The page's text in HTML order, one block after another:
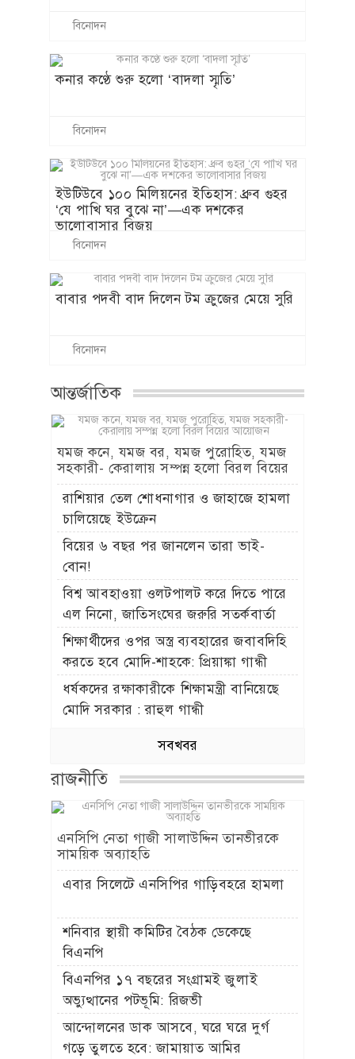
বিনোদন
কনার কণ্ঠে শুরু হলো ‘বাদলা স্মৃতি’
বিনোদন
ইউটিউবে ১০০ মিলিয়নের ইতিহাস: ধ্রুব গুহর
‘যে পাখি ঘর বুঝে না’—এক দশকের
ভালোবাসার বিজয়
বিনোদন
বাবার পদবী বাদ দিলেন টম ক্রুজের মেয়ে সুরি
বিনোদন
আন্তর্জাতিক
যমজ কনে, যমজ বর, যমজ পুরোহিত, যমজ
সহকারী- কেরালায় সম্পন্ন হলো বিরল বিয়ের
আয়োজন
রাশিয়ার তেল শোধনাগার ও জাহাজে হামলা
চালিয়েছে ইউক্রেন
বিয়ের ৬ বছর পর জানলেন তারা ভাই-
বোন!
বিশ্ব আবহাওয়া ওলটপালট করে দিতে পারে
এল নিনো, জাতিসংঘের জরুরি সতর্কবার্তা
শিক্ষার্থীদের ওপর অস্ত্র ব্যবহারের জবাবদিহি
করতে হবে মোদি-শাহকে: প্রিয়াঙ্কা গান্ধী
ধর্ষকদের রক্ষাকারীকে শিক্ষামন্ত্রী বানিয়েছে
মোদি সরকার : রাহুল গান্ধী
সবখবর
রাজনীতি
এনসিপি নেতা গাজী সালাউদ্দিন তানভীরকে
সাময়িক অব্যাহতি
এবার সিলেটে এনসিপির গাড়িবহরে হামলা
শনিবার স্থায়ী কমিটির বৈঠক ডেকেছে
বিএনপি
বিএনপির ১৭ বছরের সংগ্রামই জুলাই
অভ্যুত্থানের পটভূমি: রিজভী
আন্দোলনের ডাক আসবে, ঘরে ঘরে দুর্গ
গড়ে তুলতে হবে: জামায়াত আমির